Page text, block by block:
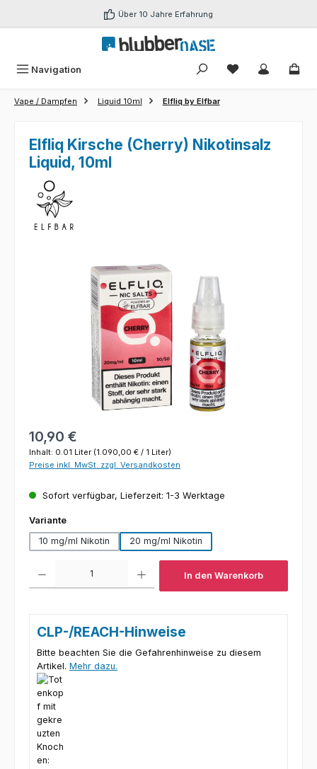
Zum Hauptinhalt springen Über 10 Jahre Erfahrung
Navigation Du hast 0
Vape / Dampfen Liquid 10ml Elfliq by Elfbar
Elfliq Kirsche (Cherry) Nikotinsalz
Liquid, 10ml
Bildergalerie überspringen
Regulärer Preis:
10,90 €
Inhalt: 0.01 Liter (1.090,00 € / 1 Liter)
Preise inkl. MwSt. zzgl. Versandkosten
Sofort verfügbar, Lieferzeit: 1-3 Werktage
Varianteauswählen
10 mg/ml Nikotin
20 mg/ml Nikotin
In den Warenkorb
CLP-/REACH-Hinweise
Bitte beachten Sie die Gefahrenhinweise zu diesem
Artikel. Mehr dazu.